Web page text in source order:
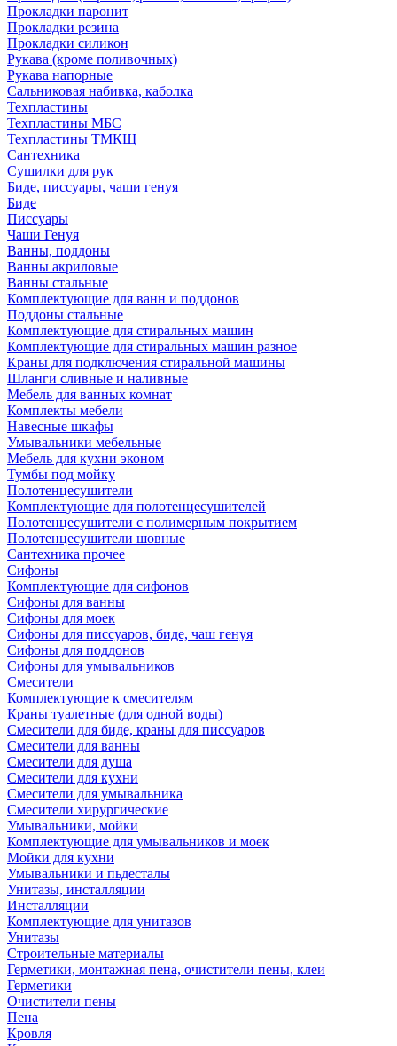
Прокладки паронит
Прокладки резина
Прокладки силикон
Рукава (кроме поливочных)
Рукава напорные
Сальниковая набивка, каболка
Техпластины
Техпластины МБС
Техпластины ТМКЩ
Сантехника
Сушилки для рук
Биде, писсуары, чаши генуя
Биде
Писсуары
Чаши Генуя
Ванны, поддоны
Ванны акриловые
Ванны стальные
Комплектующие для ванн и поддонов
Поддоны стальные
Комплектующие для стиральных машин
Комплектующие для стиральных машин разное
Краны для подключения стиральной машины
Шланги сливные и наливные
Мебель для ванных комнат
Комплекты мебели
Навесные шкафы
Умывальники мебельные
Мебель для кухни эконом
Тумбы под мойку
Полотенцесушители
Комплектующие для полотенцесушителей
Полотенцесушители с полимерным покрытием
Полотенцесушители шовные
Сантехника прочее
Сифоны
Комплектующие для сифонов
Сифоны для ванны
Сифоны для моек
Сифоны для писсуаров, биде, чаш генуя
Сифоны для поддонов
Сифоны для умывальников
Смесители
Комплектующие к смесителям
Краны туалетные (для одной воды)
Смесители для биде, краны для писсуаров
Смесители для ванны
Смесители для душа
Смесители для кухни
Смесители для умывальника
Смесители хирургические
Умывальники, мойки
Комплектующие для умывальников и моек
Мойки для кухни
Умывальники и пьдесталы
Унитазы, инсталляции
Инсталляции
Комплектующие для унитазов
Унитазы
Строительные материалы
Герметики, монтажная пена, очистители пены, клеи
Герметики
Очистители пены
Пена
Кровля